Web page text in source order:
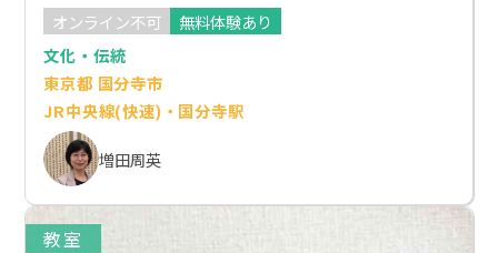
オンライン不可
無料体験あり
文化・伝統
東京都 国分寺市
JR中央線(快速)・国分寺駅
増田周英
教室